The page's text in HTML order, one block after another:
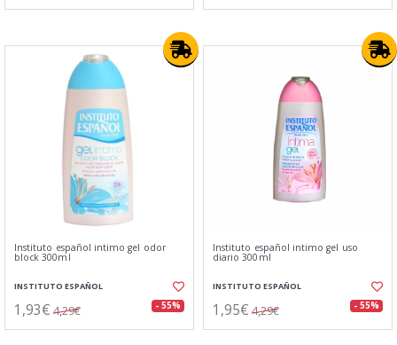
Instituto español intimo gel odor
block 300ml
INSTITUTO ESPAÑOL
1,93€ 4,29€ - 55%
Instituto español intimo gel uso
diario 300ml
INSTITUTO ESPAÑOL
1,95€ 4,29€ - 55%